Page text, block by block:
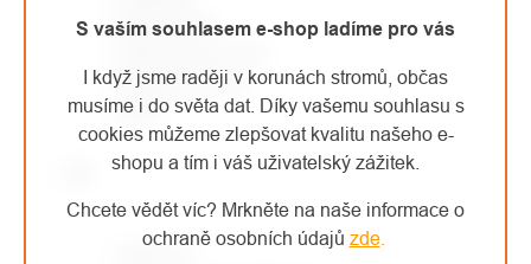
S vaším souhlasem e-shop ladíme pro vás
I když jsme raději v korunách stromů, občas
musíme i do světa dat. Díky vašemu souhlasu s
cookies můžeme zlepšovat kvalitu našeho e-
shopu a tím i váš uživatelský zážitek.
Chcete vědět víc? Mrkněte na naše informace o
ochraně osobních údajů zde.
MONTURA
Mountain Paws
MSR
NESTLE